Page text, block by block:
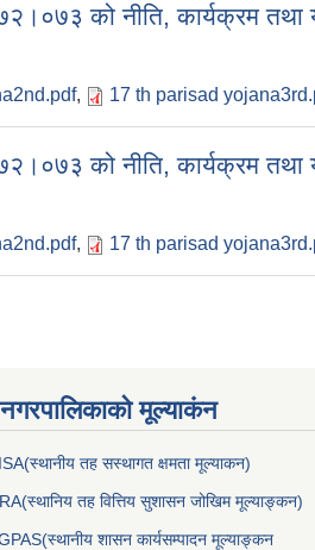
को नीति, कार्यक्रम तथा
, 17 th parisad
को नीति, कार्यक्रम तथा
, 17 th parisad
नगरपालिकाकाे मूल्याकंन
तह सस्थागत क्षमता मूल्याक‌न)
तह वित्तिय सुशासन जोखिम मूल्याङ्कन)
शासन कार्यसम्पादन मूल्याङ्कन